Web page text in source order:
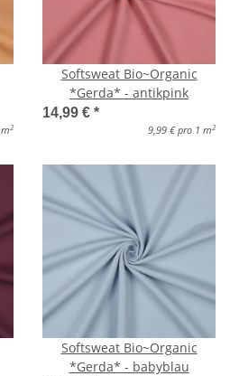
2
Softsweat Bio~Organic
*Gerda* - antikpink
14,99 € *
9,99 € pro 1 m 2
Softsweat Bio~Organic
*Gerda* - babyblau